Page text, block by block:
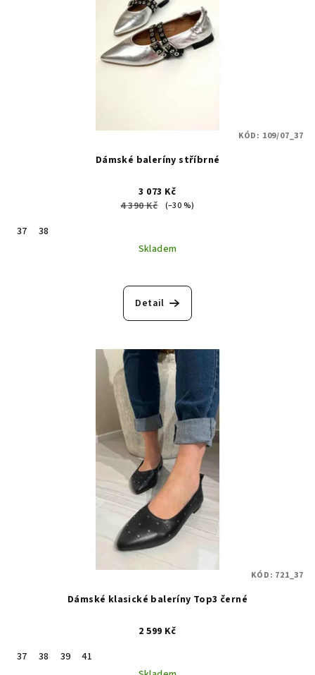
Dámské baleríny stříbrné
3 073 Kč
4 390 Kč
(–30 %)
37
38
Skladem
Detail
KÓD: 109/07_37
Dámské klasické baleríny Top3 černé
2 599 Kč
37
38 39
41
KÓD: 721_37